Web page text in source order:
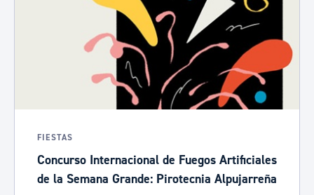
FIESTAS
Concurso Internacional de Fuegos Artificiales
de la Semana Grande: Pirotecnia Alpujarreña